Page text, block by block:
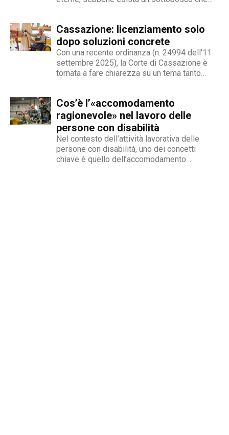
un’opzione commerciale né un dato di di fatto,
ma...
Cassazione: licenziamento solo
dopo soluzioni concrete
Con una recente ordinanza (n. 24994 dell’11
settembre 2025), la Corte di Cassazione è
tornata a fare chiarezza su un tema tanto
che, a causa di una sopraggiunta disabilità,
non è più...
Cos’è l’«accomodamento
ragionevole» nel lavoro delle
persone con disabilità
Nel contesto dell’attività lavorativa delle
persone con disabilità, uno dei concetti
chiave è quello dell’accomodamento